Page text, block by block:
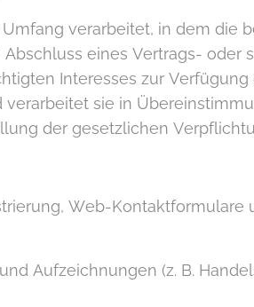
verarbeitet, in dem die
eines Vertrags- oder
Interesses zur
sie in
der gesetzlichen
Web-Kontaktformulare
Aufzeichnungen (z. B.